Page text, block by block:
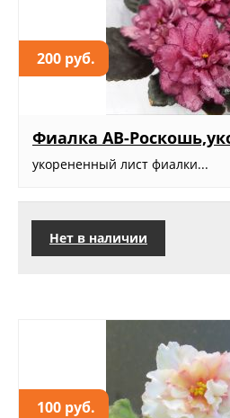
200 руб.
Фиалка АВ-
укорененный лист фиалки...
Нет в наличии
100 руб.